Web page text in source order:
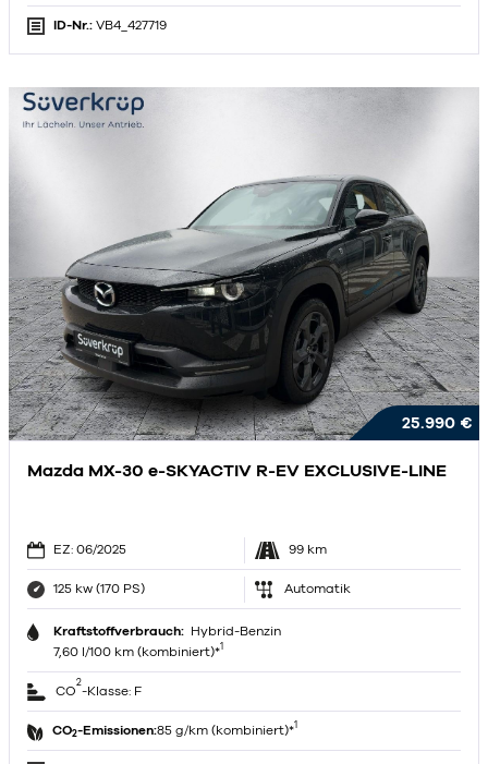
ID-Nr.: VB4_427719
25.990 €
Mazda MX-30 e-SKYACTIV R-EV EXCLUSIVE-LINE
EZ: 06/2025 99 km
125 kw (170 PS) Automatik
Kraftstoffverbrauch: Hybrid-Benzin
7,60 l/100 km (kombiniert)*1
CO
2
-Klasse: F
CO2-Emissionen:85 g/km (kombiniert)*1